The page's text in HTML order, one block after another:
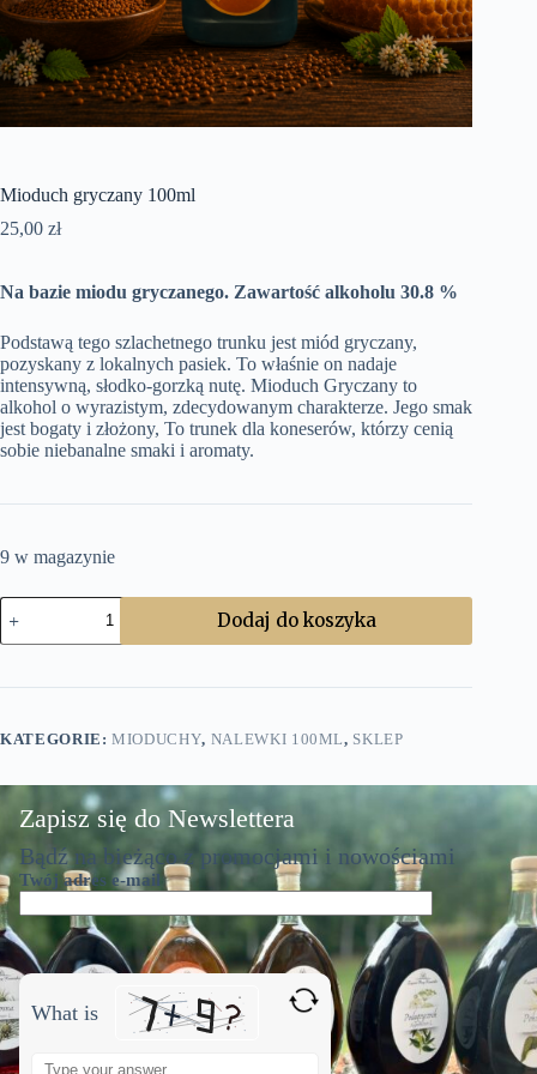
Mioduch gryczany 100ml
25,00 zł
Na bazie miodu gryczanego. Zawartość alkoholu 30.8 %
Podstawą tego szlachetnego trunku jest miód gryczany,
pozyskany z lokalnych pasiek. To właśnie on nadaje
intensywną, słodko-gorzką nutę. Mioduch Gryczany to
alkohol o wyrazistym, zdecydowanym charakterze. Jego smak
jest bogaty i złożony, To trunek dla koneserów, którzy cenią
sobie niebanalne smaki i aromaty.
9 w magazynie
ilość
Mioduch
gryczany
Dodaj do koszyka
KATEGORIE:MIODUCHY, NALEWKI 100ML, SKLEP
Zapisz się do Newslettera
Bądź na bieżąco z promocjami i nowościami
Twój adres e-mail
What is